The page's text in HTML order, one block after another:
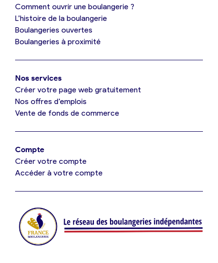
Mes tarifs
Je référence ma boulangerie (gratuit)
Offres d’emploi
Je suis fournisseur
Je crée mon compte
Oui, appeler
Non, annuler
Comment ouvrir une boulangerie ?
L’histoire de la boulangerie
Boulangeries ouvertes
Boulangeries à proximité
Nos services
Créer votre page web gratuitement
Nos offres d’emplois
Vente de fonds de commerce
Compte
Créer votre compte
Accéder à votre compte